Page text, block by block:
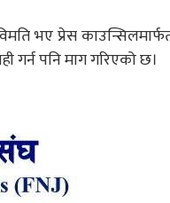
भए प्रेस
गर्न पनि माग गरिएको छ।